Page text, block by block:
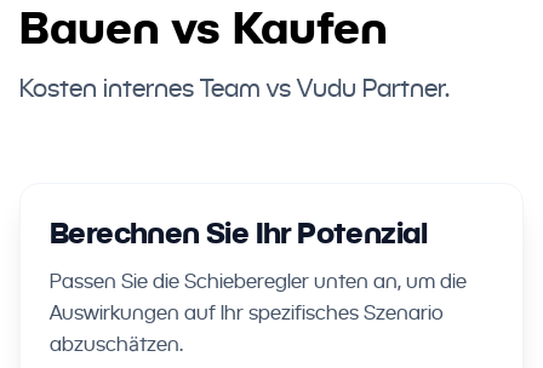
Bauen vs Kaufen
Kosten internes Team vs Vudu Partner.
Berechnen Sie Ihr Potenzial
Passen Sie die Schieberegler unten an, um die
Auswirkungen auf Ihr spezifisches Szenario
abzuschätzen.